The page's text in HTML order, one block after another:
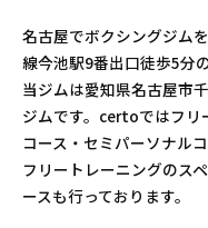
名古屋でボクシングジム
線今池駅9番出口徒歩5分
当ジムは愛知県名古屋市
ジムです。certoではフリ
コース・セミパーソナル
フリートレーニングのス
ースも行っております。